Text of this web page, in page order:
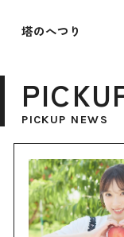
塔のへつり
PICKUP NEWS